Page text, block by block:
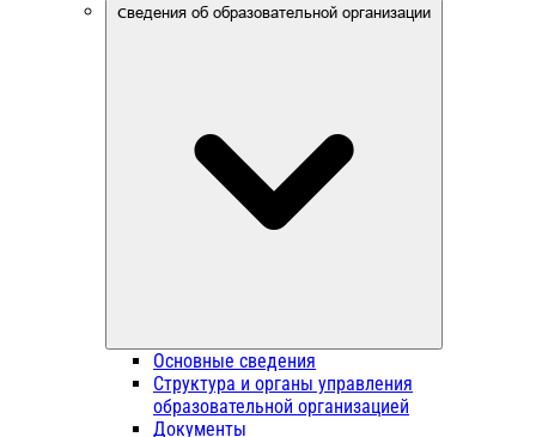
Сведения об образовательной организации
Основные сведения
Структура и органы управления
образовательной организацией
Документы